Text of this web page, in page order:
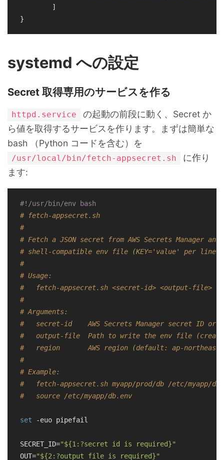
systemd への設定
Secret 取得専用のサービスを作る
httpd.service
の起動の前段に動く、Secret か
ら値を取得するサービスを作ります。まずは簡単な
bash （Python コードを含む）を
/usr/local/bin/fetch-appsecret.sh
に作り
ます:
#!/usr/bin/env bash
# fetch-appsecret.sh
#
# Fetch a JSON secret from AWS Secrets Manager
# shell-compatible env file (KEY='value' per line).
#
# Usage:
#   fetch-appsecret.sh <secret-id> <output-file>
#
# Arguments:
#   secret-id    AWS Secrets Manager secret ID or
#   output-file  Path to write the env file (created
#   region       AWS region (default: ap-
#
# Example:
#   fetch-appsecret.sh myapp/prod/db /etc/myapp/
#   source /etc/myapp/db.env
set -euo pipefail
SECRET_ID="${1:?secret id is required}"
OUT="${2:?output file is required}"